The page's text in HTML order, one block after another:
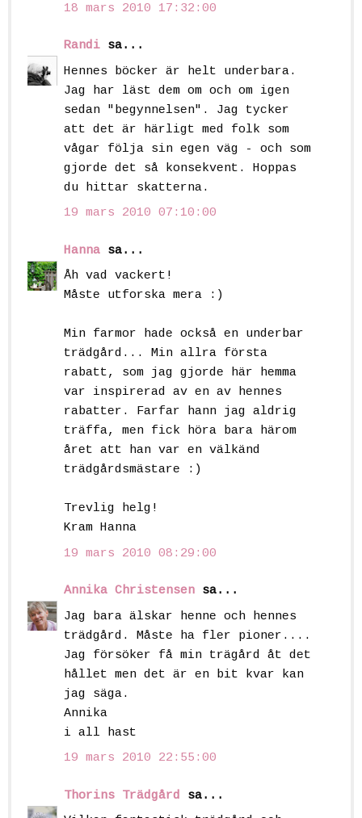
18 mars 2010 17:32:00
Randi sa...
Hennes böcker är helt underbara.
Jag har läst dem om och om igen
sedan "begynnelsen". Jag tycker
att det är härligt med folk som
vågar följa sin egen väg - och som
gjorde det så konsekvent. Hoppas
du hittar skatterna.
19 mars 2010 07:10:00
Hanna sa...
Åh vad vackert!
Måste utforska mera :)
Min farmor hade också en underbar
trädgård... Min allra första
rabatt, som jag gjorde här hemma
var inspirerad av en av hennes
rabatter. Farfar hann jag aldrig
träffa, men fick höra bara härom
året att han var en välkänd
trädgårdsmästare :)
Trevlig helg!
Kram Hanna
19 mars 2010 08:29:00
Annika Christensen sa...
Jag bara älskar henne och hennes
trädgård. Måste ha fler pioner....
Jag försöker få min trägård åt det
hållet men det är en bit kvar kan
jag säga.
Annika
i all hast
19 mars 2010 22:55:00
Thorins Trädgård sa...